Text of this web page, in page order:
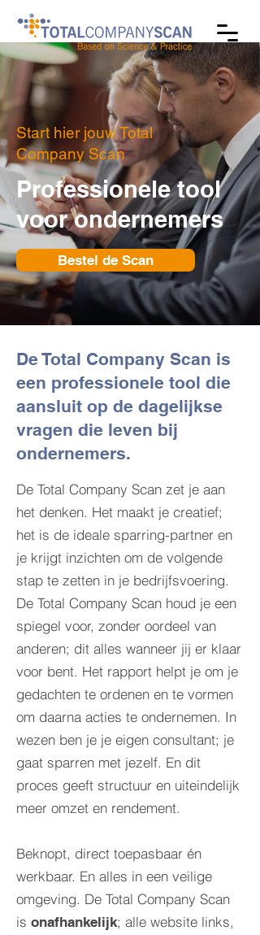
Start hier jouw Total
Company Scan
Professionele tool
voor ondernemers
Bestel de Scan
De Total Company Scan is
een professionele tool die
aansluit op de dagelijkse
vragen die leven bij
ondernemers.
De Total Company Scan zet je aan
het denken. Het maakt je creatief;
het is de ideale sparring-partner en
je krijgt inzichten om de volgende
stap te zetten in je bedrijfsvoering.
De Total Company Scan houd je een
spiegel voor, zonder oordeel van
anderen; dit alles wanneer jij er klaar
voor bent. Het rapport helpt je om je
gedachten te ordenen en te vormen
om daarna acties te ondernemen. In
wezen ben je je eigen consultant; je
gaat sparren met jezelf. En dit
proces geeft structuur en uiteindelijk
meer omzet en rendement.
Beknopt, direct toepasbaar én
werkbaar. En alles in een veilige
omgeving. De Total Company Scan
is onafhankelijk; alle website links,